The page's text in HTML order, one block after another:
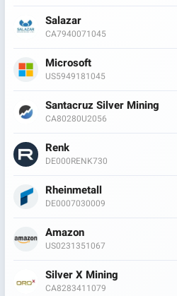
Salazar
CA7940071045
Microsoft
US5949181045
Santacruz Silver Mining
CA80280U2056
Renk
DE000RENK730
Rheinmetall
DE0007030009
Amazon
US0231351067
Silver X Mining
CA8283411079